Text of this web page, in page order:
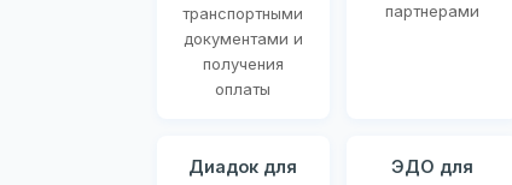
транспортными
документами и
получения
оплаты
партнерами
Диадок для
ЭДО для